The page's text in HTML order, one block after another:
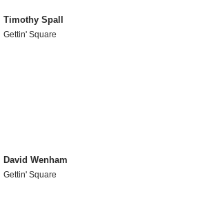
Timothy Spall
Gettin' Square
David Wenham
Gettin' Square